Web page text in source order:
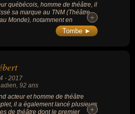
québécois, homme de théâtre, il
sa marque au TNM (Théâtre
Monde), notamment en
en 1951 au premier spectacle du
par son frère Jean Gascon.
+
+
Tombe ►
- 2017
, 92 ans
acteur et homme de théâtre
il a également lancé plusieurs
de théâtre dont le premier
+
+